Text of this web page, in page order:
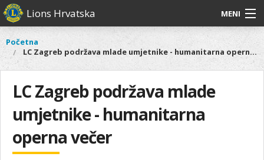
Skoči
na
sadržaj
Lions Hrvatska MENI
O nama
Lions Distrikt 126
Naši projekti
Aktivnosti
Glavni
izbornik
O
nama
Lions
Distrikt
126
Naši
Aktivnosti
Vi
ste
ovdje
Početna
LC Zagreb podržava mlade umjetnike - humanitarna operna večer
LC Zagreb podržava mlade
umjetnike - humanitarna
operna večer